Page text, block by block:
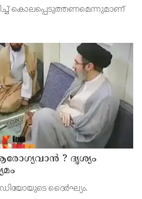
കാമുകനുമായി
സുഹൃത്തും ഒളിവില്‍
കൊലപ്പെടുത്തണമെന്നുമാണ്
? ദൃശ്യം
ദൈര്‍ഘ്യം.